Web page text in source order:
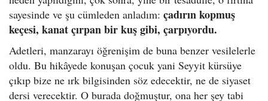
sayesinde ve şu cümleden anladım: çadırın kopmuş
keçesi, kanat çırpan bir kuş gibi, çarpıyordu.
Adetleri, manzarayı öğrenişim de buna benzer vesilelerle
oldu. Bu hikâyede konuşan çocuk yani Seyyit kürsüye
çıkıp bize ne ırk bilgisinden söz edecektir, ne de siyaset
dersi verecektir. O burada doğmuştur, ona her şey tabi